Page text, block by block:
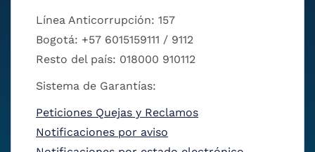
Línea Anticorrupción: 157
Bogotá: +57 6015159111 / 9112
Resto del país: 018000 910112
Sistema de Garantías:
Peticiones Quejas y Reclamos
Notificaciones por aviso